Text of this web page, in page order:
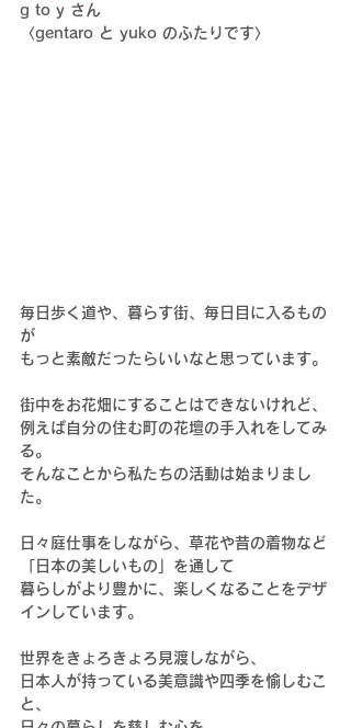
g to y さん
〈gentaro と yuko のふたりです〉
毎日歩く道や、暮らす街、毎日目に入るもの
が
もっと素敵だったらいいなと思っています。
街中をお花畑にすることはできないけれど、
例えば自分の住む町の花壇の手入れをしてみ
る。
そんなことから私たちの活動は始まりまし
た。
日々庭仕事をしながら、草花や昔の着物など
「日本の美しいもの」を通して
暮らしがより豊かに、楽しくなることをデザ
インしています。
世界をきょろきょろ見渡しながら、
日本人が持っている美意識や四季を愉しむこ
と、